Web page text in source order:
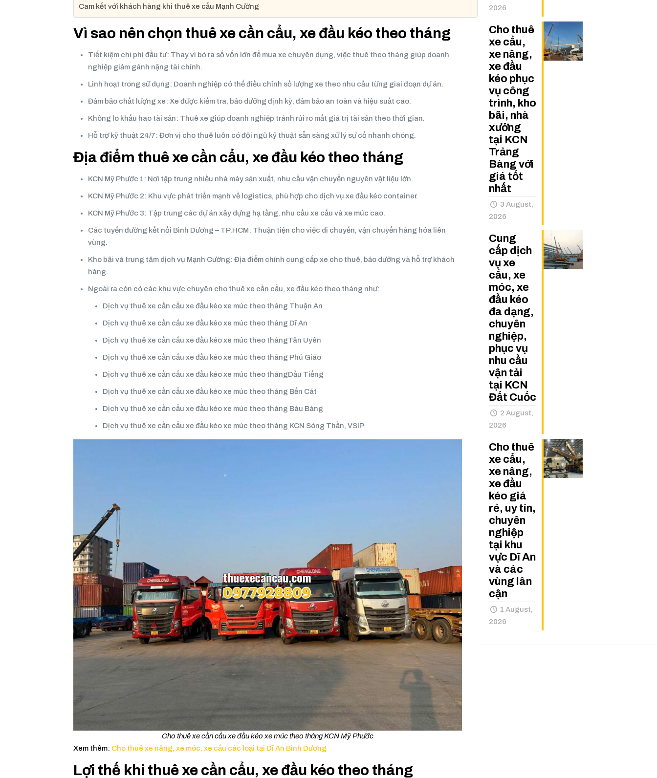
Cam kết với khách hàng khi thuê xe cẩu Mạnh Cường
Vì sao nên chọn thuê xe cần cẩu, xe đầu kéo theo tháng
Tiết kiệm chi phí đầu tư: Thay vì bỏ ra số vốn lớn để mua xe chuyên dụng, việc thuê theo tháng giúp doanh
nghiệp giảm gánh nặng tài chính.
Linh hoạt trong sử dụng: Doanh nghiệp có thể điều chỉnh số lượng xe theo nhu cầu từng giai đoạn dự án.
Đảm bảo chất lượng xe: Xe được kiểm tra, bảo dưỡng định kỳ, đảm bảo an toàn và hiệu suất cao.
Không lo khấu hao tài sản: Thuê xe giúp doanh nghiệp tránh rủi ro mất giá trị tài sản theo thời gian.
Hỗ trợ kỹ thuật 24/7: Đơn vị cho thuê luôn có đội ngũ kỹ thuật sẵn sàng xử lý sự cố nhanh chóng.
Địa điểm thuê xe cần cẩu, xe đầu kéo theo tháng
KCN Mỹ Phước 1: Nơi tập trung nhiều nhà máy sản xuất, nhu cầu vận chuyển nguyên vật liệu lớn.
KCN Mỹ Phước 2: Khu vực phát triển mạnh về logistics, phù hợp cho dịch vụ xe đầu kéo container.
KCN Mỹ Phước 3: Tập trung các dự án xây dựng hạ tầng, nhu cầu xe cẩu và xe múc cao.
Các tuyến đường kết nối Bình Dương – TP.HCM: Thuận tiện cho việc di chuyển, vận chuyển hàng hóa liên
vùng.
Kho bãi và trung tâm dịch vụ Mạnh Cường: Địa điểm chính cung cấp xe cho thuê, bảo dưỡng và hỗ trợ khách
hàng.
Ngoài ra còn có các khu vực chuyên cho thuê xe cần cẩu, xe đầu kéo theo tháng như:
Dịch vụ thuê xe cần cẩu xe đầu kéo xe múc theo tháng Thuận An
Dịch vụ thuê xe cần cẩu xe đầu kéo xe múc theo tháng Dĩ An
Dịch vụ thuê xe cần cẩu xe đầu kéo xe múc theo thángTân Uyên
Dịch vụ thuê xe cần cẩu xe đầu kéo xe múc theo tháng Phú Giáo
Dịch vụ thuê xe cần cẩu xe đầu kéo xe múc theo thángDầu Tiếng
Dịch vụ thuê xe cần cẩu xe đầu kéo xe múc theo tháng Bến Cát
Dịch vụ thuê xe cần cẩu xe đầu kéo xe múc theo tháng Bàu Bàng
Dịch vụ thuê xe cần cẩu xe đầu kéo xe múc theo tháng KCN Sóng Thần, VSIP
Cho thuê xe cần cẩu xe đầu kéo xe múc theo tháng KCN Mỹ Phước
Xem thêm: Cho thuê xe nâng, xe móc, xe cẩu các loại tại Dĩ An Bình Dương
Lợi thế khi thuê xe cần cẩu, xe đầu kéo theo tháng
2026
Cho thuê
xe cẩu,
xe nâng,
xe đầu
kéo phục
vụ công
trình, kho
bãi, nhà
xưởng
tại KCN
Trảng
Bàng với
giá tốt
nhất
3 August,
2026
Cung
cấp dịch
vụ xe
cẩu, xe
móc, xe
đầu kéo
đa dạng,
chuyên
nghiệp,
phục vụ
nhu cầu
vận tải
tại KCN
Đất Cuốc
2 August,
2026
Cho thuê
xe cẩu,
xe nâng,
xe đầu
kéo giá
rẻ, uy tín,
chuyên
nghiệp
tại khu
vực Dĩ An
và các
vùng lân
cận
1 August,
2026